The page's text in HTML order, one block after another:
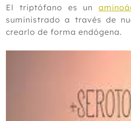
El triptófano es un
suministrado a través de
crearlo de forma endógena.